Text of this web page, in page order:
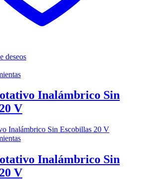
deseos
Inalámbrico Sin
V
Inalámbrico Sin
V